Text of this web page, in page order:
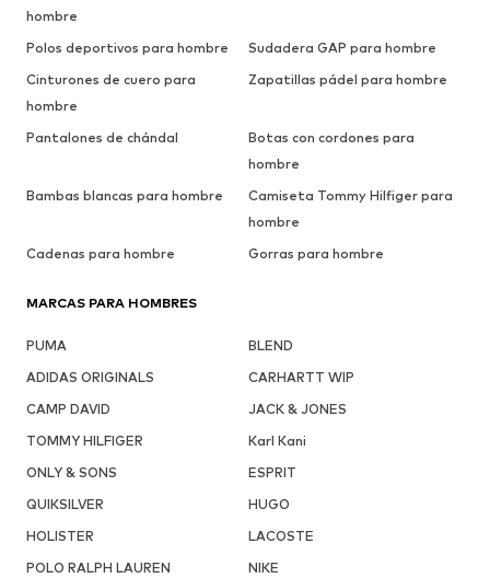
hombre
Polos deportivos para hombre
Sudadera GAP para hombre
Cinturones de cuero para
hombre
Zapatillas pádel para hombre
Pantalones de chándal
Botas con cordones para
hombre
Bambas blancas para hombre
Camiseta Tommy Hilfiger para
hombre
Cadenas para hombre
Gorras para hombre
MARCAS PARA HOMBRES
PUMA
BLEND
ADIDAS ORIGINALS
CARHARTT WIP
CAMP DAVID
JACK & JONES
TOMMY HILFIGER
Karl Kani
ONLY & SONS
ESPRIT
QUIKSILVER
HUGO
HOLISTER
LACOSTE
POLO RALPH LAUREN
NIKE